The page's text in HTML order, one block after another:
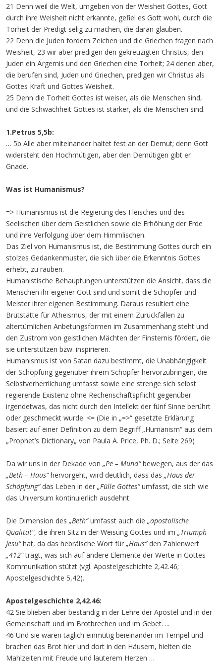
21 Denn weil die Welt, umgeben von der Weisheit Gottes, Gott
durch ihre Weisheit nicht erkannte, gefiel es Gott wohl, durch die
Torheit der Predigt selig zu machen, die daran glauben.
22 Denn die Juden fordern Zeichen und die Griechen fragen nach
Weisheit, 23 wir aber predigen den gekreuzigten Christus, den
Juden ein Ärgernis und den Griechen eine Torheit; 24 denen aber,
die berufen sind, Juden und Griechen, predigen wir Christus als
Gottes Kraft und Gottes Weisheit.
25 Denn die Torheit Gottes ist weiser, als die Menschen sind,
und die Schwachheit Gottes ist stärker, als die Menschen sind.
1.Petrus 5,5b:
… 5b Alle aber miteinander haltet fest an der Demut; denn Gott
widersteht den Hochmütigen, aber den Demütigen gibt er
Gnade.
Was ist Humanismus?
=> Humanismus ist die Regierung des Fleisches und des
Seelischen über dem Geistlichen sowie die Erhöhung der Erde
und ihre Verfolgung über dem Himmlischen.
Das Ziel von Humanismus ist, die Bestimmung Gottes durch ein
stolzes Gedankenmuster, die sich über die Erkenntnis Gottes
erhebt, zu rauben.
Humanistische Behauptungen unterstützen die Ansicht, dass die
Menschen ihr eigener Gott sind und somit die Schöpfer und
Meister ihrer eigenen Bestimmung. Daraus resultiert eine
Brutstätte für Atheismus, der mit einem Zurückfallen zu
altertümlichen Anbetungsformen im Zusammenhang steht und
den Zustrom von geistlichen Mächten der Finsternis fördert, die
sie unterstützen bzw. inspirieren.
Humanismus ist von Satan dazu bestimmt, die Unabhängigkeit
der Schöpfung gegenüber ihrem Schöpfer hervorzubringen, die
Selbstverherrlichung umfasst sowie eine strenge sich selbst
regierende Existenz ohne Rechenschaftspflicht gegenüber
irgendetwas, das nicht durch den Intellekt der fünf Sinne berührt
oder geschmeckt wurde. <= (Die in „=>“ gesetzte Erklärung
basiert auf einer Definition zu dem Begriff „Humanism“ aus dem
„Prophet’s Dictionary„ von Paula A. Price, Ph. D.; Seite 269)
Da wir uns in der Dekade von „Pe – Mund“bewegen, aus der das
„Beth – Haus“hervorgeht, wird deutlich, dass das „Haus der
Schöpfung“das Leben in der „Fülle Gottes“umfasst, die sich wie
das Universum kontinuierlich ausdehnt.
Die Dimension des „Beth“umfasst auch die „apostolische
Qualität“, die ihren Sitz in der Weisung Gottes und im „Triumph
Jesu“hat, da das hebräische Wort für „Haus“den Zahlenwert
„412“trägt, was sich auf andere Elemente der Werte in Gottes
Kommunikation stützt (vgl. Apostelgeschichte 2,42.46;
Apostelgeschichte 5,42).
Apostelgeschichte 2,42.46:
42 Sie blieben aber beständig in der Lehre der Apostel und in der
Gemeinschaft und im Brotbrechen und im Gebet. ...
46 Und sie waren täglich einmütig beieinander im Tempel und
brachen das Brot hier und dort in den Häusern, hielten die
Mahlzeiten mit Freude und lauterem Herzen …